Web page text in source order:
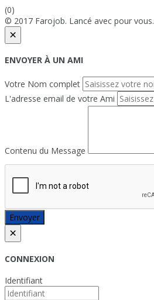
(0)
© 2017 Farojob. Lancé avec pour vous.
×
ENVOYER À UN AMI
Votre Nom complet
L'adresse email de votre Ami
Contenu du Message
Envoyer
×
CONNEXION
Identifiant